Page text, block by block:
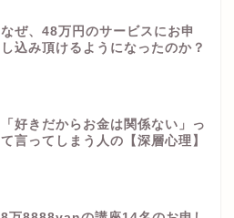
なぜ、48万円のサービスにお申
し込み頂けるようになったのか？
「好きだからお金は関係ない」っ
て言ってしまう人の【深層心理】